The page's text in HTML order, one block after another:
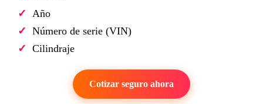
Año
Número de serie (VIN)
Cilindraje
Cotizar seguro ahora